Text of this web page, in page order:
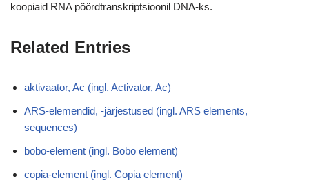
koopiaid RNA pöördtranskriptsioonil DNA-ks.
Related Entries
aktivaator, Ac (ingl. Activator, Ac)
ARS-elemendid, -järjestused (ingl. ARS elements,
sequences)
bobo-element (ingl. Bobo element)
copia-element (ingl. Copia element)